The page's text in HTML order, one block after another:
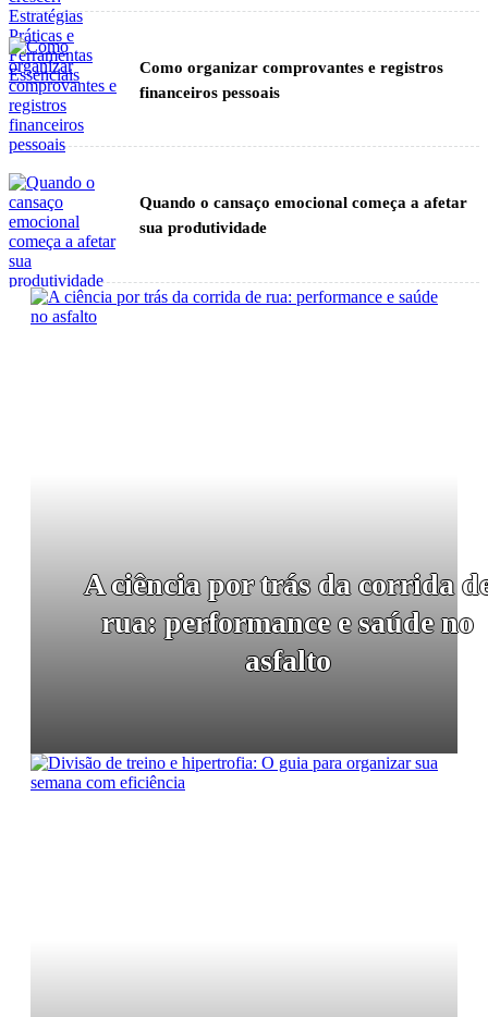
Como organizar comprovantes e registros
financeiros pessoais
Quando o cansaço emocional começa a afetar
sua produtividade
Roteiro confortável para explorar o litoral do
estado do Rio Grande do Norte
A ciência por trás da corrida
rua: performance e saúde no
asfalto